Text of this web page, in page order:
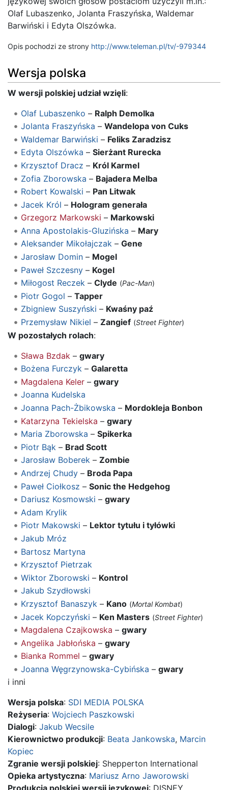
Olaf Lubaszenko, Jolanta Fraszyńska, Waldemar
Barwiński i Edyta Olszówka.
Opis pochodzi ze strony http://www.teleman.pl/tv/-979344
Wersja polska
W wersji polskiej udział wzięli:
Olaf Lubaszenko – Ralph Demolka
Jolanta Fraszyńska – Wandelopa von Cuks
Waldemar Barwiński – Feliks Zaradzisz
Edyta Olszówka – Sierżant Rurecka
Krzysztof Dracz – Król Karmel
Zofia Zborowska – Bajadera Melba
Robert Kowalski – Pan Litwak
Jacek Król – Hologram generała
Grzegorz Markowski – Markowski
Anna Apostolakis-Gluzińska – Mary
Aleksander Mikołajczak– Gene
Jarosław Domin– Mogel
Paweł Szczesny– Kogel
Miłogost Reczek– Clyde (Pac-Man)
Piotr Gogol – Tapper
Zbigniew Suszyński – Kwaśny paź
Przemysław Nikiel – Zangief (Street Fighter)
W pozostałych rolach:
Sława Bzdak – gwary
Bożena Furczyk– Galaretta
Magdalena Keler– gwary
Joanna Kudelska
Joanna Pach-Żbikowska – Mordokleja Bonbon
Katarzyna Tekielska – gwary
Maria Zborowska – Spikerka
Piotr Bąk – Brad Scott
Jarosław Boberek– Zombie
Andrzej Chudy– Broda Papa
Paweł Ciołkosz – Sonic the Hedgehog
Dariusz Kosmowski – gwary
Adam Krylik
Piotr Makowski – Lektor tytułu i tyłówki
Jakub Mróz
Bartosz Martyna
Krzysztof Pietrzak
Wiktor Zborowski – Kontrol
Jakub Szydłowski
Krzysztof Banaszyk – Kano (Mortal Kombat)
Jacek Kopczyński – Ken Masters (Street Fighter)
Magdalena Czajkowska – gwary
Angelika Jabłońska – gwary
Bianka Rommel – gwary
Joanna Węgrzynowska-Cybińska – gwary
i inni
Wersja polska: SDI MEDIA POLSKA
Reżyseria: Wojciech Paszkowski
Dialogi: Jakub Wecsile
Kierownictwo produkcji: Beata Jankowska, Marcin
Kopiec
Zgranie wersji polskiej: Shepperton International
Opieka artystyczna: Mariusz Arno Jaworowski